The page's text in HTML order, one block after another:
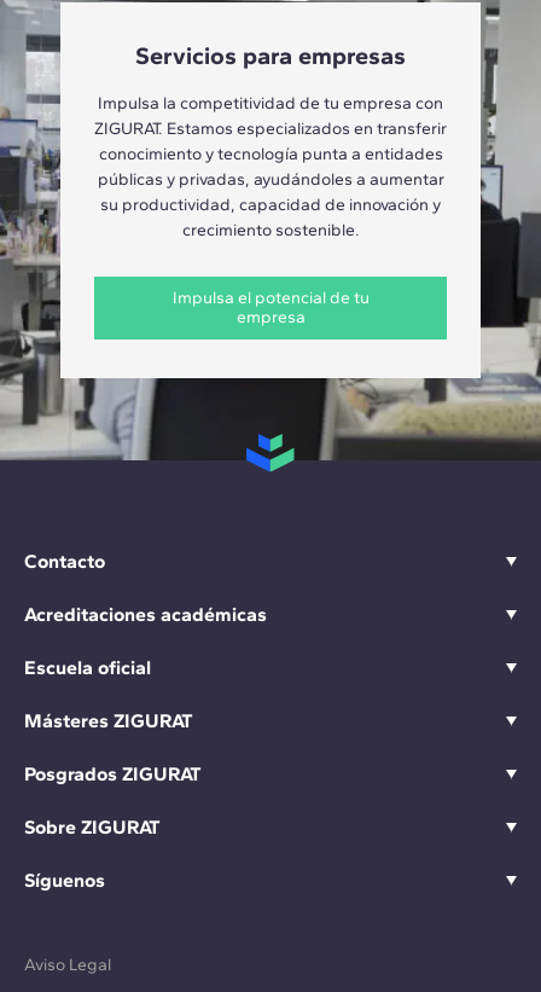
Servicios para empresas
Impulsa la competitividad de tu empresa con
ZIGURAT. Estamos especializados en transferir
conocimiento y tecnología punta a entidades
públicas y privadas, ayudándoles a aumentar
su productividad, capacidad de innovación y
crecimiento sostenible.
Impulsa el potencial de tu
empresa
Contacto
Acreditaciones académicas
Escuela oficial
Másteres ZIGURAT
Posgrados ZIGURAT
Sobre ZIGURAT
Síguenos
Aviso Legal